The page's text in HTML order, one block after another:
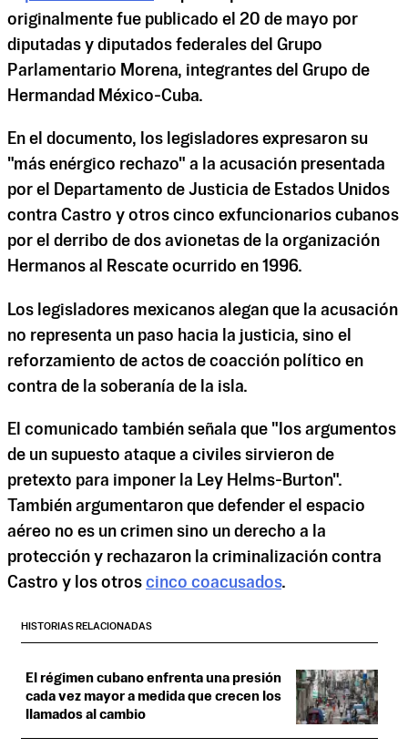
originalmente fue publicado el 20 de mayo por
diputadas y diputados federales del Grupo
Parlamentario Morena, integrantes del Grupo de
Hermandad México-Cuba.
En el documento, los legisladores expresaron su
"más enérgico rechazo" a la acusación presentada
por el Departamento de Justicia de Estados Unidos
contra Castro y otros cinco exfuncionarios cubanos
por el derribo de dos avionetas de la organización
Hermanos al Rescate ocurrido en 1996.
Los legisladores mexicanos alegan que la acusación
no representa un paso hacia la justicia, sino el
reforzamiento de actos de coacción político en
contra de la soberanía de la isla.
El comunicado también señala que "los argumentos
de un supuesto ataque a civiles sirvieron de
pretexto para imponer la Ley Helms-Burton".
También argumentaron que defender el espacio
aéreo no es un crimen sino un derecho a la
protección y rechazaron la criminalización contra
Castro y los otros cinco coacusados.
HISTORIAS RELACIONADAS
El régimen cubano enfrenta una presión
cada vez mayor a medida que crecen los
llamados al cambio